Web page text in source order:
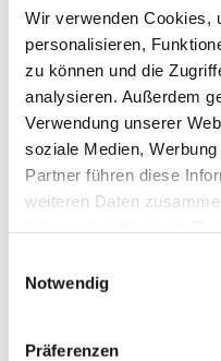
Wir verwenden Cookies,
personalisieren,
zu können und die
analysieren. Außerdem
Verwendung unserer
soziale Medien,
Partner führen diese
weiteren Daten
Notwendig
Präferenzen
Dies